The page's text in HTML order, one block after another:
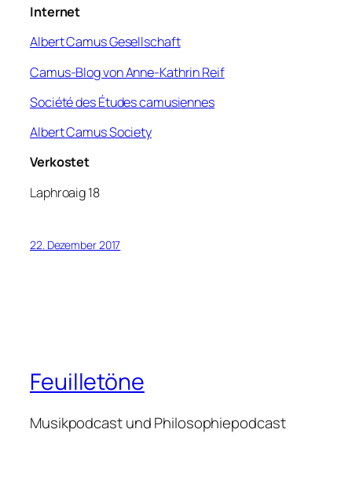
Internet
Albert Camus Gesellschaft
Camus-Blog von Anne-Kathrin Reif
Société des Études camusiennes
Albert Camus Society
Verkostet
Laphroaig 18
22. Dezember 2017
Feuilletöne
Musikpodcast und Philosophiepodcast